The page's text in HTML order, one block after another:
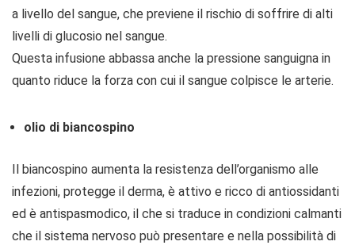
a livello del sangue, che previene il rischio di soffrire di alti
livelli di glucosio nel sangue.
Questa infusione abbassa anche la pressione sanguigna in
quanto riduce la forza con cui il sangue colpisce le arterie.
olio di biancospino
Il biancospino aumenta la resistenza dell’organismo alle
infezioni, protegge il derma, è attivo e ricco di antiossidanti
ed è antispasmodico, il che si traduce in condizioni calmanti
che il sistema nervoso può presentare e nella possibilità di